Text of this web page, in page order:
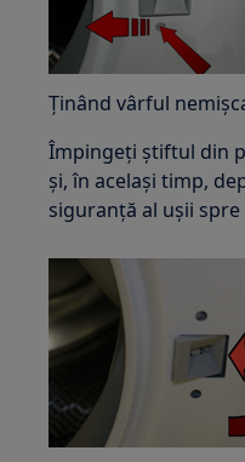
Ținând vârful
Împingeți știftul din
și, în același timp,
siguranță al ușii spre